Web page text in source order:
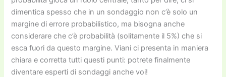
dimentica spesso che in un sondaggio non c’è solo un
margine di errore probabilistico, ma bisogna anche
considerare che c’è probabilità (solitamente il 5%) che si
esca fuori da questo margine. Viani ci presenta in maniera
chiara e corretta tutti questi punti: potrete finalmente
diventare esperti di sondaggi anche voi!